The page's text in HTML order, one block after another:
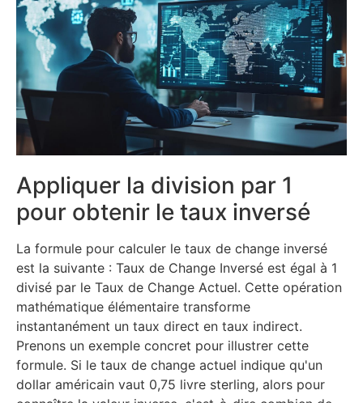
Appliquer la division par 1
pour obtenir le taux inversé
La formule pour calculer le taux de change inversé
est la suivante : Taux de Change Inversé est égal à 1
divisé par le Taux de Change Actuel. Cette opération
mathématique élémentaire transforme
instantanément un taux direct en taux indirect.
Prenons un exemple concret pour illustrer cette
formule. Si le taux de change actuel indique qu'un
dollar américain vaut 0,75 livre sterling, alors pour